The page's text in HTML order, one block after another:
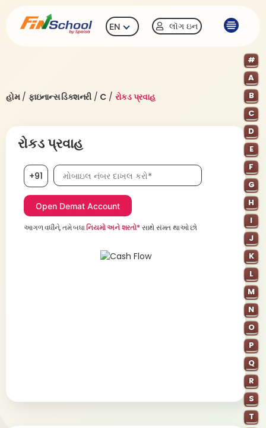
EN લૉગ ઇન
હોમ/ ફાઇનાન્સ ડિક્શનરી / C / રોકડ પ્રવાહ
#
A
B
C
D
E
F
G
H
I
J
K
L
M
N
O
P
Q
R
S
T
રોકડ પ્રવાહ
+91 મોબાઇલ નંબર, જરૂરી છે
આગળ વધીને, તમે બધાનિયમો અને શરતો*સાથે સંમત થાઓ છો